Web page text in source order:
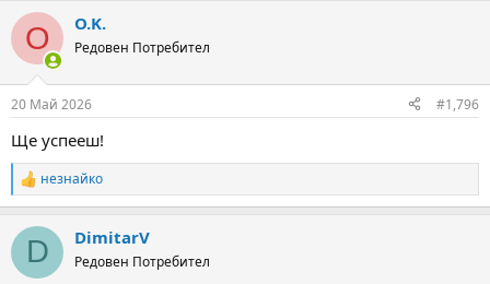
c
i
s
O O.K.
Редовен Потребител
20 Май 2026 #1,796
Ще успееш!
R
e
c
i
незнайко
D DimitarV
Редовен Потребител